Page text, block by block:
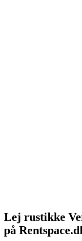
Lej rustikke
på